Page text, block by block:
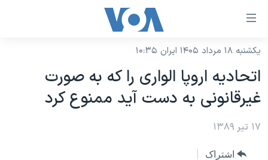
لینکهای
دسترسی
جهش
محتوای
اصلی
جهش
نسخه سبک وب‌سایت
موضوع ها
ایران
آمریکا
برنامه های تلویزیونی
جدول برنامه ها
یکشنبه ۱۸ مرداد ۱۴۰۵ ایران ۱۰:۳۵
اتحاديه اروپا الواری را که به صورت
غيرقانونی به دست آيد ممنوع کرد
۱۷ تیر ۱۳۸۹
اشتراک